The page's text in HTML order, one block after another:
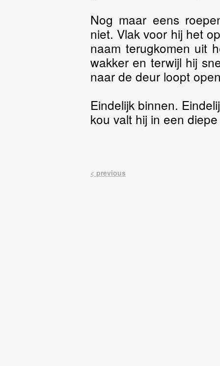
Nog maar eens
niet. Vlak voor hij het
naam terugkomen uit
wakker en terwijl hij
naar de deur loopt
Eindelijk binnen.
kou valt hij in een
< previous